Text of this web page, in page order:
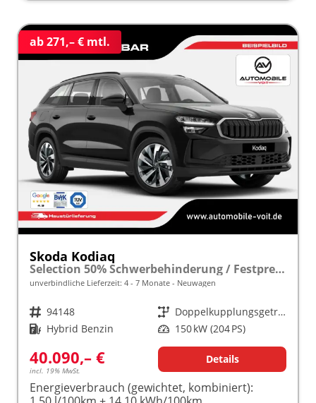
ab 271,– € mtl.
Skoda Kodiaq
Selection 50% Schwerbehinderung / Festpreisgarantie* Modelljahr 1.5 TSI iV PLUG-IN-HYBRID 204PS DSG "Sonderangebot bei Schwerbehinderung" frei konfigurierbar!
unverbindliche Lieferzeit: 4 - 7 Monate Neuwagen
Fahrzeugnr. 94148 Getriebe
Doppelkupplungsgetriebe (DSG)
Kraftstoff Hybrid Benzin Leistung 150 kW (204 PS)
40.090,– €
incl. 19% MwSt.
Details
Energieverbrauch (gewichtet, kombiniert):